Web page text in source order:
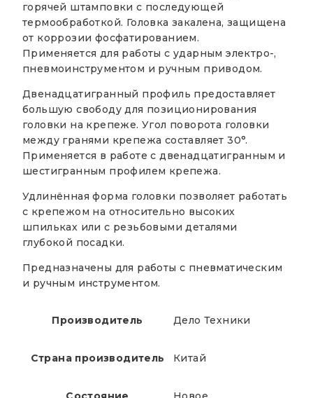
горячей штамповки с последующей
термообработкой. Головка закалена, защищена
от коррозии фосфатированием.
Применяется для работы с ударным электро-,
пневмоинструментом и ручным приводом.
Двенадцатигранный профиль предоставляет
большую свободу для позиционирования
головки на крепеже. Угол поворота головки
между гранями крепежа составляет 30°.
Применяется в работе с двенадцатигранным и
шестигранным профилем крепежа.
Удлинённая форма головки позволяет работать
с крепежом на относительно высоких
шпильках или с резьбовыми деталями
глубокой посадки.
Предназначены для работы с пневматическим
и ручным инструментом.
Производитель Дело Техники
Страна производитель Китай